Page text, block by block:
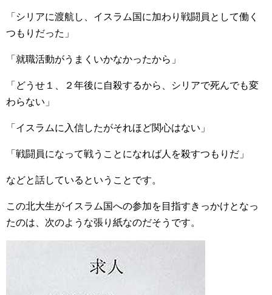
「シリアに渡航し、イスラム国に加わり戦闘員として働く
つもりだった」
「就職活動がうまくいかなかったから」
「どうせ１、２年後に自殺するから、シリアで死んでも変
わらない」
「イスラムに入信したがそれほど関心はない」
「戦闘員になって戦うことになれば人を殺すつもりだ」
などと話しているということです。
この北大生がイスラム国への参加を目指すきっかけとなっ
たのは、次のような張り紙なのだそうです。